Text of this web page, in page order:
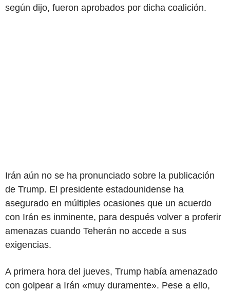
según dijo, fueron aprobados por dicha coalición.
Irán aún no se ha pronunciado sobre la publicación
de Trump. El presidente estadounidense ha
asegurado en múltiples ocasiones que un acuerdo
con Irán es inminente, para después volver a proferir
amenazas cuando Teherán no accede a sus
exigencias.
A primera hora del jueves, Trump había amenazado
con golpear a Irán «muy duramente». Pese a ello,